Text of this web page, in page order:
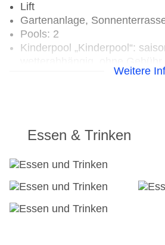
Lift
Gartenanlage,
Pools: 2
Kinderpool „Kinderpool“:
integrierter Kinder/Babypool
Internet: WLAN/WiFi, im
(Anlage): ohne Gebühr
Internetterminal: gegen Gebühr
Wäscheservice: gegen Gebühr
Zahlungsarten: TUI Card /
Haustiere nicht erlaubt
Weitere
Essen & Trinken